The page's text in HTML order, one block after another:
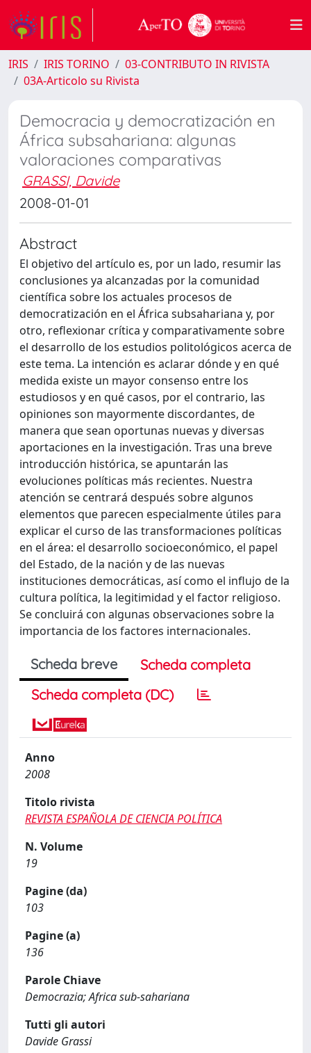
IRIS IRIS TORINO
03-CONTRIBUTO IN RIVISTA
03A-Articolo su Rivista
Democracia y democratización en
África subsahariana: algunas
valoraciones comparativas
GRASSI, Davide
2008-01-01
Abstract
El objetivo del artículo es, por un lado, resumir las
conclusiones ya alcanzadas por la comunidad
científica sobre los actuales procesos de
democratización en el África subsahariana y, por
otro, reflexionar crítica y comparativamente sobre
el desarrollo de los estudios politológicos acerca de
este tema. La intención es aclarar dónde y en qué
medida existe un mayor consenso entre los
estudiosos y en qué casos, por el contrario, las
opiniones son mayormente discordantes, de
manera que sean oportunas nuevas y diversas
aportaciones en la investigación. Tras una breve
introducción histórica, se apuntarán las
evoluciones políticas más recientes. Nuestra
atención se centrará después sobre algunos
elementos que parecen especialmente útiles para
explicar el curso de las transformaciones políticas
en el área: el desarrollo socioeconómico, el papel
del Estado, de la nación y de las nuevas
instituciones democráticas, así como el influjo de la
cultura política, la legitimidad y el factor religioso.
Se concluirá con algunas observaciones sobre la
importancia de los factores internacionales.
Scheda breve
Scheda completa
Scheda completa (DC)
Anno
2008
Titolo rivista
REVISTA ESPAÑOLA DE CIENCIA POLÍTICA
N. Volume
19
Pagine (da)
103
Pagine (a)
136
Parole Chiave
Democrazia; Africa sub-sahariana
Tutti gli autori
Davide Grassi